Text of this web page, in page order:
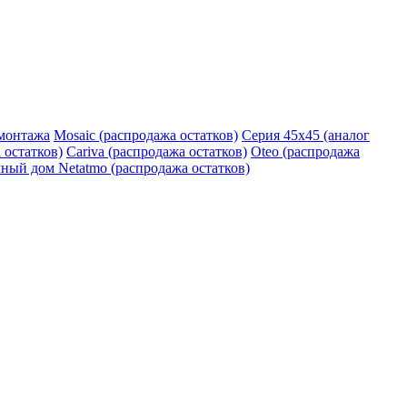
Mosaic (распродажа остатков) Серия 45х45 (аналог
Cariva (распродажа остатков) Oteo (распродажа
дом Netatmo (распродажа остатков)